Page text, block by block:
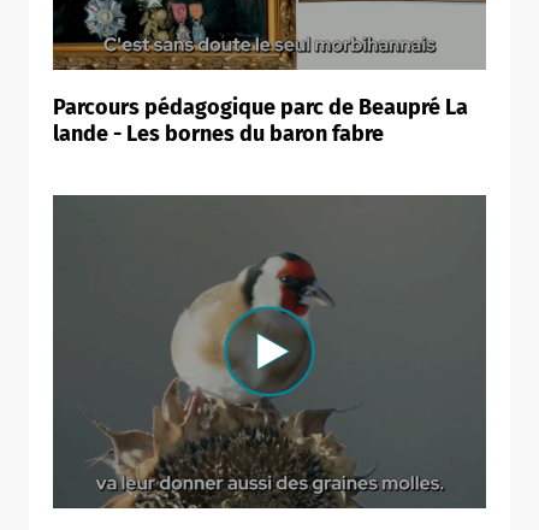
Parcours pédagogique parc de Beaupré La
lande - Les bornes du baron fabre